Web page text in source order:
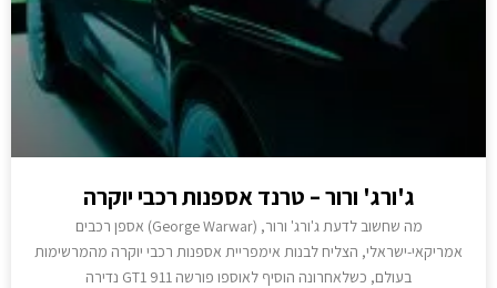
ג'ורג' ורור – טרנד אספנות רכבי יוקרה
מה שחשוב לדעת ג'ורג' ורור, (George Warwar) אספן רכבים
אמריקאי-ישראלי, הצליח לבנות אימפריית אספנות רכבי יוקרה מהמרשימות
בעולם, כשלאחרונה הוסיף לאוספו פורשה 911 GT1 נדירה